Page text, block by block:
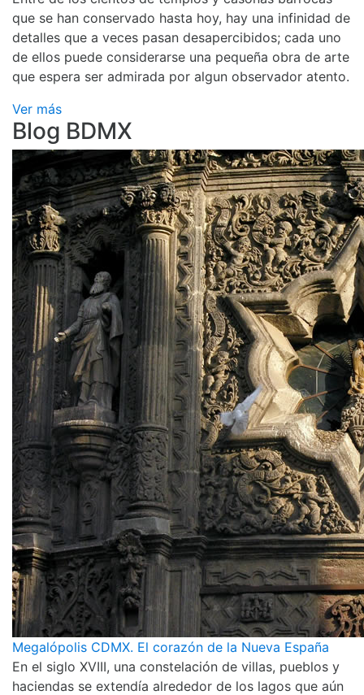
que se han conservado hasta hoy, hay una infinidad de
detalles que a veces pasan desapercibidos; cada uno
de ellos puede considerarse una pequeña obra de arte
que espera ser admirada por algun observador atento.
Ver más
Blog BDMX
Megalópolis CDMX. El corazón de la Nueva España
En el siglo XVIII, una constelación de villas, pueblos y
haciendas se extendía alrededor de los lagos que aún